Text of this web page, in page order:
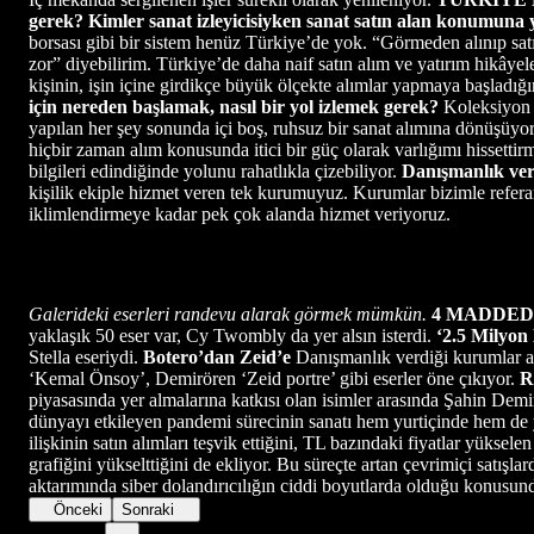
gerek? Kimler sanat izleyicisiyken sanat satın alan konumuna
borsası gibi bir sistem henüz Türkiye’de yok. “Görmeden alınıp
zor” diyebilirim. Türkiye’de daha naif satın alım ve yatırım
kişinin, işin içine girdikçe büyük ölçekte alımlar yapmaya
için nereden başlamak, nasıl bir yol izlemek gerek? Koleksiyon
yapılan her şey sonunda içi boş, ruhsuz bir sanat alımına
hiçbir zaman alım konusunda itici bir güç olarak varlığımı
bilgileri edindiğinde yolunu rahatlıkla çizebiliyor. Danışmanlık
kişilik ekiple hizmet veren tek kurumuyuz. Kurumlar bizimle
iklimlendirmeye kadar pek çok alanda hizmet veriyoruz.
Galerideki eserleri randevu alarak görmek mümkün. 4
yaklaşık 50 eser var, Cy Twombly da yer alsın isterdi. ‘2.5 Milyon
Stella eseriydi. Botero’dan Zeid’e Danışmanlık verdiği kurumlar
‘Kemal Önsoy’, Demirören ‘Zeid portre’ gibi eserler öne çıkıyor.
piyasasında yer almalarına katkısı olan isimler arasında Şahin
dünyayı etkileyen pandemi sürecinin sanatı hem yurtiçinde hem
ilişkinin satın alımları teşvik ettiğini, TL bazındaki fiyatlar
grafiğini yükselttiğini de ekliyor. Bu süreçte artan çevrimiçi
aktarımında siber dolandırıcılığın ciddi boyutlarda olduğu
Önceki Sonraki